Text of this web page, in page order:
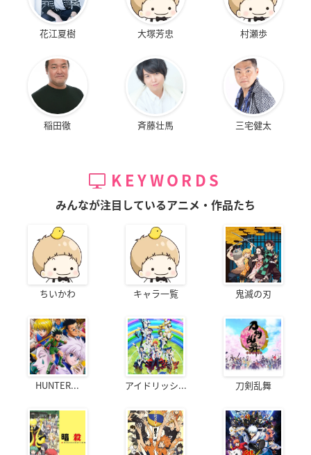
花江夏樹 大塚芳忠 村瀬歩
稲田徹 斉藤壮馬 三宅健太
KEYWORDS
みんなが注目しているアニメ・作品たち
ちいかわ キャラ一覧 鬼滅の刃
HUNTER... アイドリッシ... 刀剣乱舞